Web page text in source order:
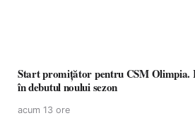
Start promițător pentru CSM Olimpia.
în debutul noului sezon
acum 13 ore